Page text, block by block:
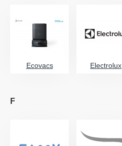
Ecovacs Electrolux
F